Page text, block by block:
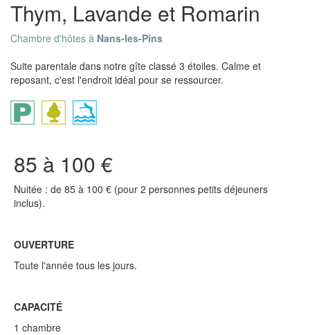
Thym, Lavande et Romarin
Chambre d'hôtes à Nans-les-Pins
Suite parentale dans notre gîte classé 3 étoiles. Calme et
reposant, c'est l'endroit idéal pour se ressourcer.
85 à 100 €
Nuitée : de 85 à 100 € (pour 2 personnes petits déjeuners
inclus).
OUVERTURE
Toute l'année tous les jours.
CAPACITÉ
1 chambre